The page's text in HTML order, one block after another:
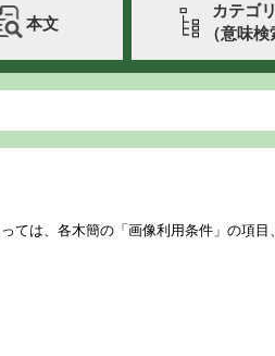
本文
カテゴ
（意味検
ては、各木簡の「画像利用条件」の項目